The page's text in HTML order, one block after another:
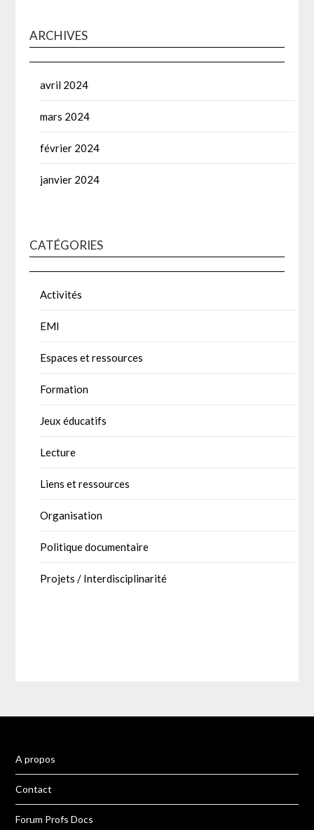
ARCHIVES
avril 2024
mars 2024
février 2024
janvier 2024
CATÉGORIES
Activités
EMI
Espaces et ressources
Formation
Jeux éducatifs
Lecture
Liens et ressources
Organisation
Politique documentaire
Projets / Interdisciplinarité
A propos
Contact
Forum Profs Docs